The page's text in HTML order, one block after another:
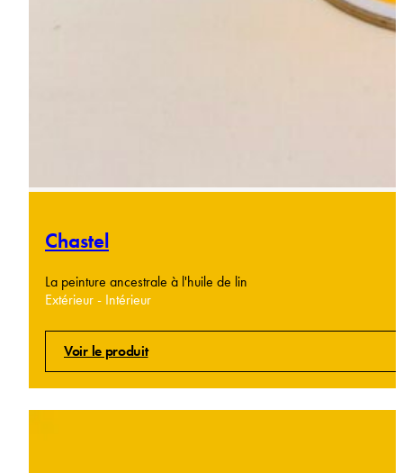
Chastel
La peinture ancestrale à l'huile de lin
Extérieur - Intérieur
Voir le produit